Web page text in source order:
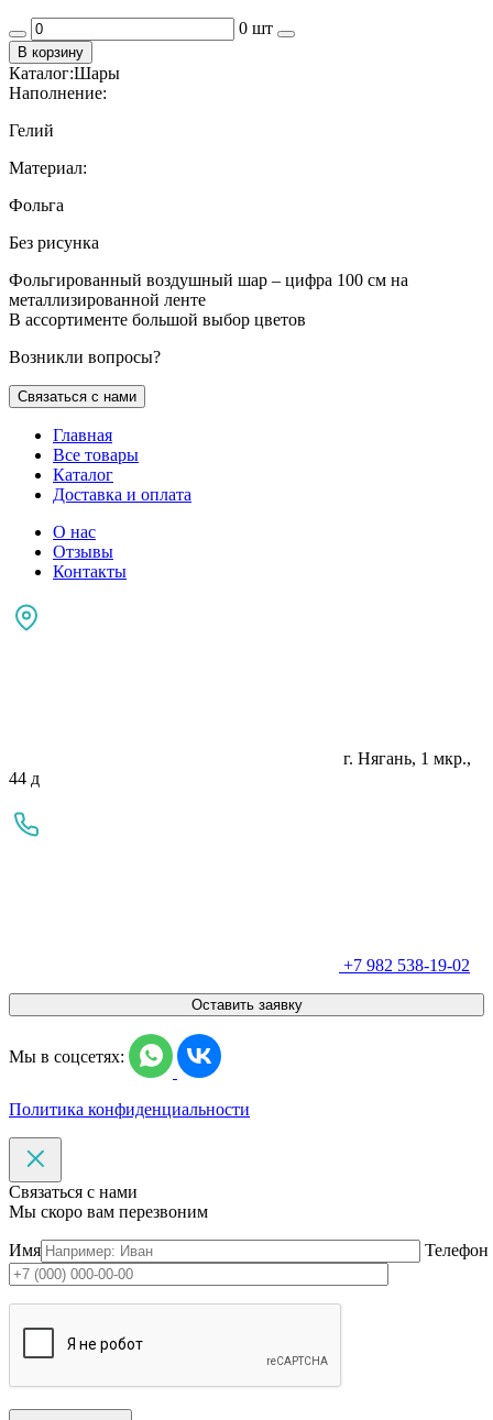
0 шт
В корзину
Каталог:Шары
Наполнение:
Гелий
Материал:
Фольга
Без рисунка
Фольгированный воздушный шар – цифра 100 см на
металлизированной ленте
В ассортименте большой выбор цветов
Возникли вопросы?
Связаться с нами
Главная
Все товары
Каталог
Доставка и оплата
О нас
Отзывы
Контакты
г. Нягань, 1 мкр.,
44 д
+7 982 538-19-02
Оставить заявку
Мы в соцсетях:
Политика конфиденциальности
Связаться с нами
Мы скоро вам перезвоним
Имя Телефон